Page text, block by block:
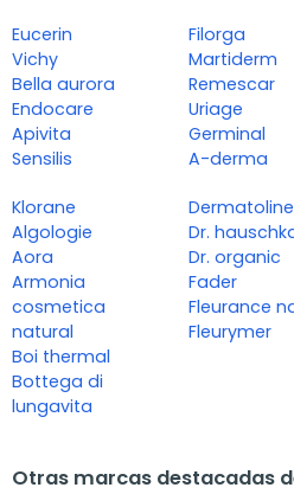
Eucerin
Vichy
Bella aurora
Endocare
Apivita
Sensilis
Filorga
Martiderm
Remescar
Uriage
Germinal
A-derma
Klorane
Algologie
Aora
Armonia
cosmetica
natural
Boi thermal
Bottega di
lungavita
Dermatoline
Dr.
Dr. organic
Fader
Fleurance
Fleurymer
Otras marcas destacadas